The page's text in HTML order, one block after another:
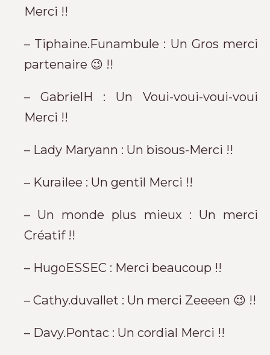
Merci !!
– Tiphaine.Funambule : Un Gros merci
partenaire 😉 !!
– GabrielH : Un Voui-voui-voui-voui
Merci !!
– Lady Maryann : Un bisous-Merci !!
– Kurailee : Un gentil Merci !!
– Un monde plus mieux : Un merci
Créatif !!
– HugoESSEC : Merci beaucoup !!
– Cathy.duvallet : Un merci Zeeeen 😉 !!
– Davy.Pontac : Un cordial Merci !!